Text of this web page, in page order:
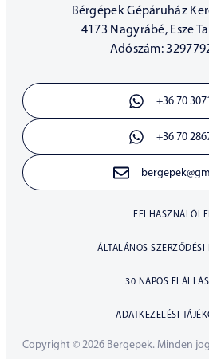
Bérgépek Gépáruház
4173 Nagyrábé, Esze
Adószám:
+36 70
+36 70
FELHASZNÁLÓI
ÁLTALÁNOS SZERZŐDÉSI
30 NAPOS
ADATKEZELÉSI
Copyright © 2026 Bergepek. Minden